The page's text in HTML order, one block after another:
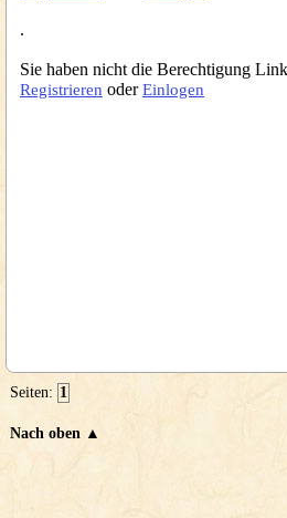
.
Sie haben nicht die Berechtigung
Registrieren oderEinlogen
Seiten: 1
Nach oben ▲